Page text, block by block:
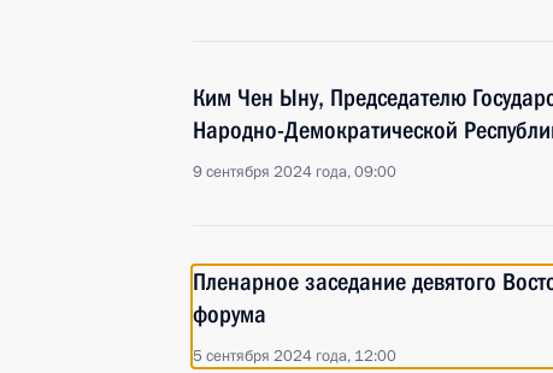
Ким Чен Ыну, Председателю
Народно-Демократической
9 сентября 2024 года, 09:00
Пленарное заседание девятого
форума
5 сентября 2024 года, 12:00